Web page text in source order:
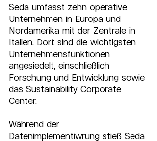
Seda umfasst zehn operative
Unternehmen in Europa und
Nordamerika mit der Zentrale in
Italien. Dort sind die wichtigsten
Unternehmensfunktionen
angesiedelt, einschließlich
Forschung und Entwicklung sowie
das Sustainability Corporate
Center.
Während der
Datenimplementiwrung stieß Seda